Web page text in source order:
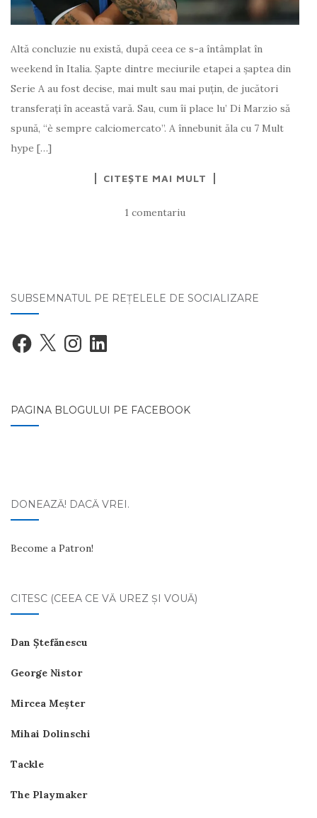
Altă concluzie nu există, după ceea ce s-a întâmplat în
weekend în Italia. Şapte dintre meciurile etapei a şaptea din
Serie A au fost decise, mai mult sau mai puţin, de jucători
transferaţi în această vară. Sau, cum îi place lu’ Di Marzio să
spună, “è sempre calciomercato”. A înnebunit ăla cu 7 Mult
hype […]
CITEȘTE MAI MULT
1 comentariu
SUBSEMNATUL PE REŢELELE DE SOCIALIZARE
Facebook
X InstagramLinkedIn
PAGINA BLOGULUI PE FACEBOOK
DONEAZĂ! DACĂ VREI.
Become a Patron!
CITESC (CEEA CE VĂ UREZ ŞI VOUĂ)
Dan Ştefănescu
George Nistor
Mircea Meşter
Mihai Dolinschi
Tackle
The Playmaker